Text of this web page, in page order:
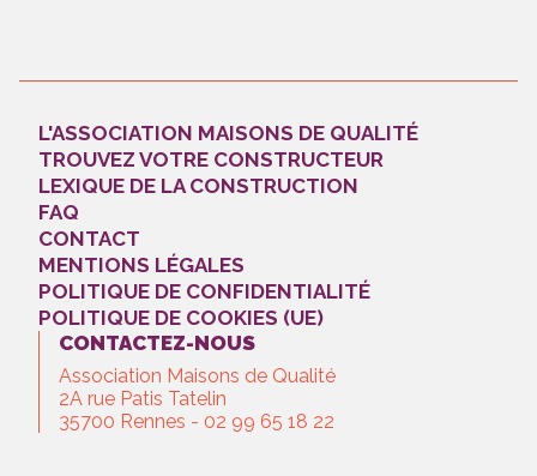
L'ASSOCIATION MAISONS DE QUALITÉ
TROUVEZ VOTRE CONSTRUCTEUR
LEXIQUE DE LA CONSTRUCTION
FAQ
CONTACT
MENTIONS LÉGALES
POLITIQUE DE CONFIDENTIALITÉ
POLITIQUE DE COOKIES (UE)
CONTACTEZ-NOUS
Association Maisons de Qualité
2A rue Patis Tatelin
35700 Rennes - 02 99 65 18 22